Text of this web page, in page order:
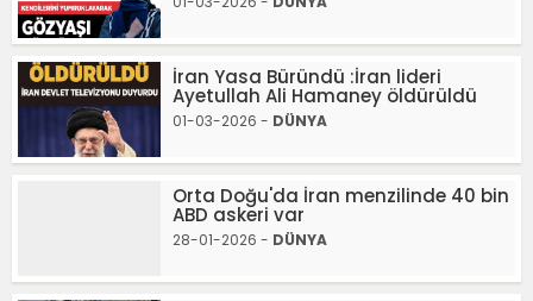
İran Yasa Büründü :İran lideri
Ayetullah Ali Hamaney öldürüldü
01-03-2026 - DÜNYA
Orta Doğu'da İran menzilinde 40 bin
ABD askeri var
28-01-2026 - DÜNYA